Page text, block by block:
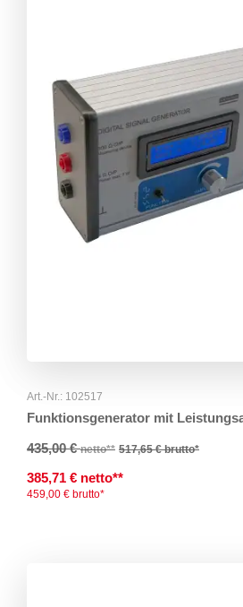
Art.-Nr.: 102517
Funktionsgenerator mit
435,00 €netto** 517,65 €brutto*
385,71 € netto**
459,00 € brutto*